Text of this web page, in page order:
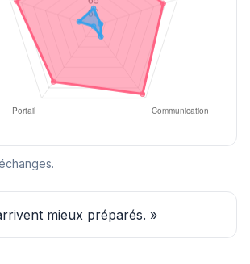
mieux préparés. »